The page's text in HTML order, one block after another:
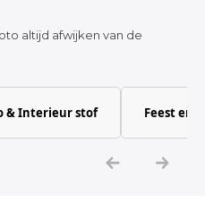
altijd afwijken van de
& Interieur stof Feest en